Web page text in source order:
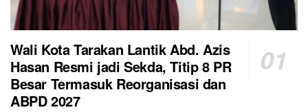
Wali Kota Tarakan Lantik Abd. Azis
Hasan Resmi jadi Sekda, Titip 8 PR
Besar Termasuk Reorganisasi dan
ABPD 2027